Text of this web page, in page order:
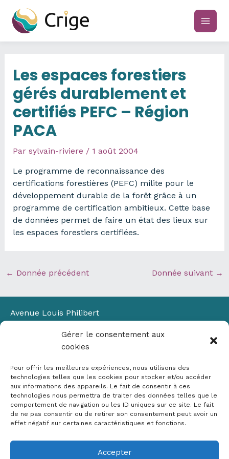
Gérer le consentement aux
cookies
Pour offrir les meilleures expériences, nous utilisons des
technologies telles que les cookies pour stocker et/ou accéder
aux informations des appareils. Le fait de consentir à ces
technologies nous permettra de traiter des données telles que le
comportement de navigation ou les ID uniques sur ce site. Le fait
de ne pas consentir ou de retirer son consentement peut avoir un
effet négatif sur certaines caractéristiques et fonctions.
Accepter
contenu
main
Les espaces forestiers
gérés durablement et
certifiés PEFC – Région
PACA
Par sylvain-riviere / 1 août 2004
Le programme de reconnaissance des
certifications forestières (PEFC) milite pour le
développement durable de la forêt grâce à un
programme de certification ambitieux. Cette base
de données permet de faire un état des lieux sur
les espaces forestiers certifiées.
← Donnée précédent Donnée suivant →
Avenue Louis Philibert
Bâtiment Laennec
13100 Aix-en-Provence
✉ contact@crige-paca.org